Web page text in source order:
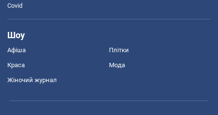
Covid
Шоу
Афіша Плітки
Краса Мода
Жіночий журнал